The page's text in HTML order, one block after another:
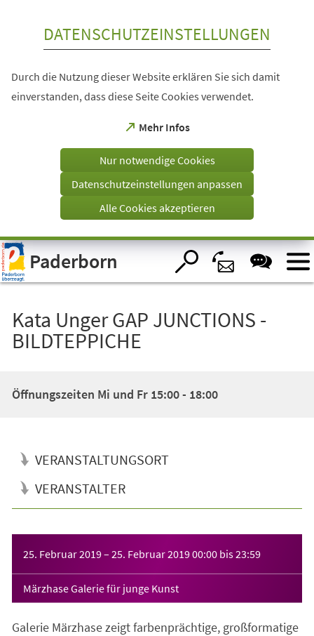
Visuelle
Assistenzsoftware
öffnen.
DATENSCHUTZEINSTELLUNGEN
Durch die Nutzung dieser Website erklären Sie sich damit
einverstanden, dass diese Seite Cookies verwendet.
Mehr Infos
(Öffnet
einem
Tab)
Nur notwendige Cookies
Datenschutzeinstellungen anpassen
Alle Cookies akzeptieren
Paderborn
Kata Unger GAP JUNCTIONS -
BILDTEPPICHE
Öffnungszeiten Mi und Fr 15:00 - 18:00
VERANSTALTUNGSORT
VERANSTALTER
25. Februar 2019– 25. Februar 201900:00 bis23:59
Märzhase Galerie für junge Kunst
Galerie Märzhase zeigt farbenprächtige, großformatige